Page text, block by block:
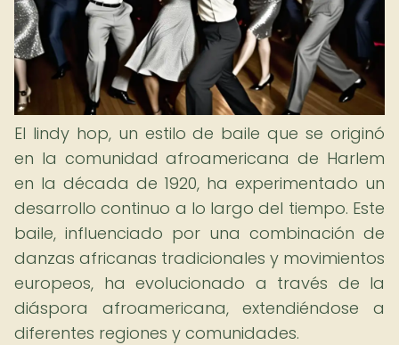
El lindy hop, un estilo de baile que se originó
en la comunidad afroamericana de Harlem
en la década de 1920, ha experimentado un
desarrollo continuo a lo largo del tiempo. Este
baile, influenciado por una combinación de
danzas africanas tradicionales y movimientos
europeos, ha evolucionado a través de la
diáspora afroamericana, extendiéndose a
diferentes regiones y comunidades.